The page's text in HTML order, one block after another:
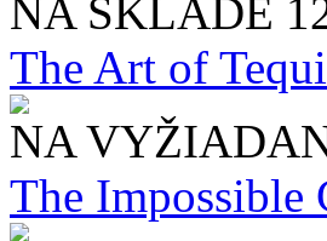
NA SKLADE
The Art of
NA
The Impossible